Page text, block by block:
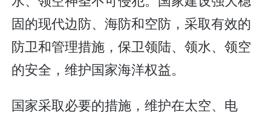
固的现代边防、海防和空防，采取有效的
防卫和管理措施，保卫领陆、领水、领空
的安全，维护国家海洋权益。
国家采取必要的措施，维护在太空、电